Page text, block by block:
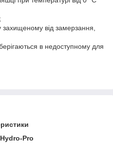
захищеному від замерзання,
в недоступному для
Hydro-Pro